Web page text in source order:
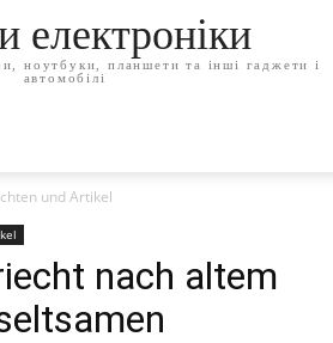
електроніки
ноутбуки, планшети та інші гаджети і
автомобілі
und Artikel
nach altem